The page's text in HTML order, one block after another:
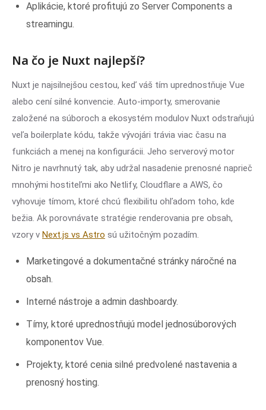
Aplikácie, ktoré profitujú zo Server Components a
streamingu.
Na čo je Nuxt najlepší?
Nuxt je najsilnejšou cestou, keď váš tím uprednostňuje Vue
alebo cení silné konvencie. Auto-importy, smerovanie
založené na súboroch a ekosystém modulov Nuxt odstraňujú
veľa boilerplate kódu, takže vývojári trávia viac času na
funkciách a menej na konfigurácii. Jeho serverový motor
Nitro je navrhnutý tak, aby udržal nasadenie prenosné naprieč
mnohými hostiteľmi ako Netlify, Cloudflare a AWS, čo
vyhovuje tímom, ktoré chcú flexibilitu ohľadom toho, kde
bežia. Ak porovnávate stratégie renderovania pre obsah,
vzory v Next.js vs Astro sú užitočným pozadím.
Marketingové a dokumentačné stránky náročné na
obsah.
Interné nástroje a admin dashboardy.
Tímy, ktoré uprednostňujú model jednosúborových
komponentov Vue.
Projekty, ktoré cenia silné predvolené nastavenia a
prenosný hosting.